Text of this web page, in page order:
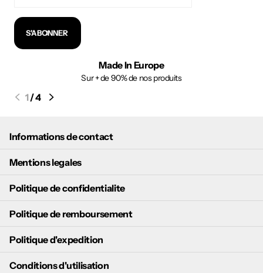
S'ABONNER
Made In Europe
Sur + de 90% de nos produits
1/4
Informations de contact
Mentions legales
Politique de confidentialite
Politique de remboursement
Politique d'expedition
Conditions d'utilisation